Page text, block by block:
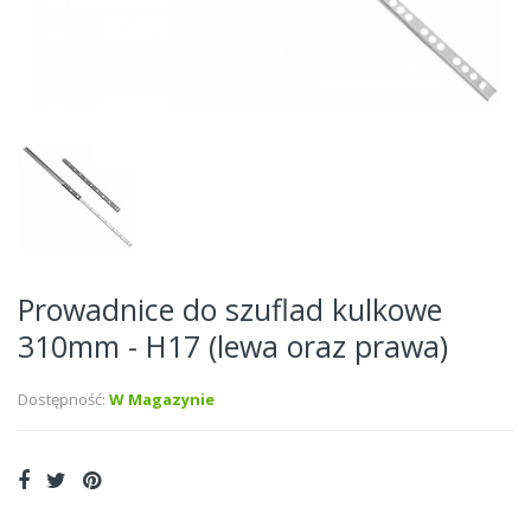
Prowadnice do szuflad kulkowe
310mm - H17 (lewa oraz prawa)
Dostępność: W Magazynie